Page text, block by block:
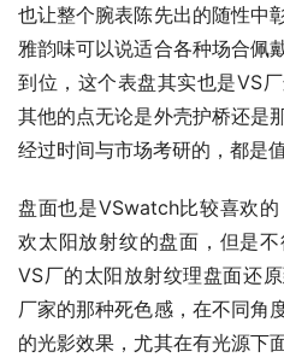
也让整个腕表陈先出的随性中
雅韵味可以说适合各种场合佩
到位，这个表盘其实也是VS
其他的点无论是外壳护桥还是
经过时间与市场考研的，都是
盘面也是VSwatch比较喜欢
欢太阳放射纹的盘面，但是
VS厂的太阳放射纹理盘面还
厂家的那种死色感，在不同角
的光影效果，尤其在有光源下